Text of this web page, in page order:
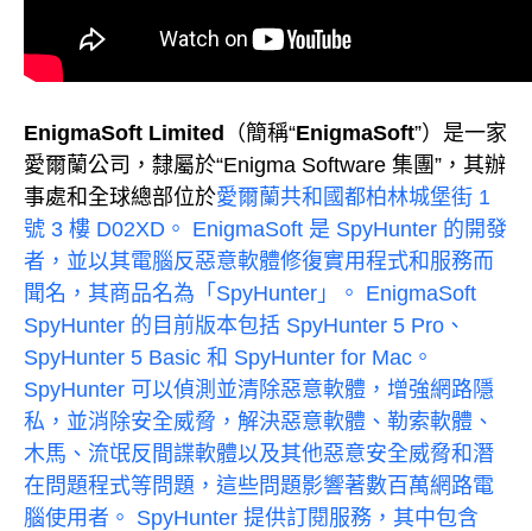
EnigmaSoft Limited （簡稱“EnigmaSoft”）是一家
愛爾蘭公司，隸屬於“Enigma Software 集團”，其辦
事處和全球總部位於愛爾蘭共和國都柏林城堡街 1
號 3 樓 D02XD。 EnigmaSoft 是 SpyHunter 的開發
者，並以其電腦反惡意軟體修復實用程式和服務而
聞名，其商品名為「 SpyHunter 」。 EnigmaSoft
SpyHunter 的目前版本包括 SpyHunter 5 Pro、
SpyHunter 5 Basic 和 SpyHunter for Mac。
SpyHunter 可以偵測並清除惡意軟體，增強網路隱
私，並消除安全威脅，解決惡意軟體、勒索軟體、
木馬、流氓反間諜軟體以及其他惡意安全威脅和潛
在問題程式等問題，這些問題影響著數百萬網路電
腦使用者。 SpyHunter 提供訂閱服務，其中包含